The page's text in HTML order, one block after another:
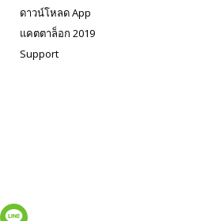
ดาวน์โหลด App
แคตตาล็อก 2019
Support